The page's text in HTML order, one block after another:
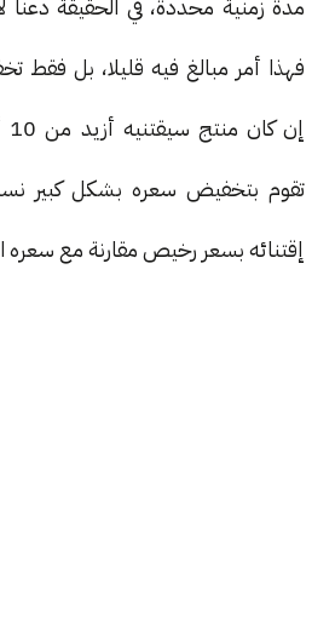
فهذا أمر مبالغ فيه قليلا، بل فقط
تقوم بتخفيض سعره بشكل كبير
إقتنائه بسعر رخيص مقارنة مع سعره